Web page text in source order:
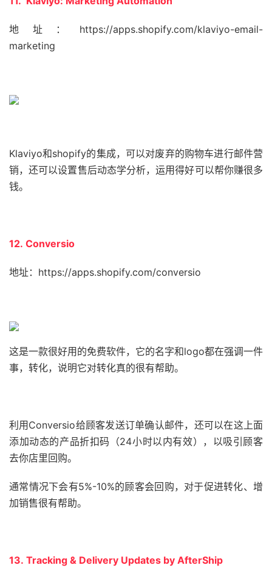
地址：https://apps.shopify.com/klaviyo-email-
marketing
Klaviyo和shopify的集成，可以对废弃的购物车进行邮件营
销，还可以设置售后动态学分析，运用得好可以帮你赚很多
钱。
12. Conversio
地址：https://apps.shopify.com/conversio
这是一款很好用的免费软件，它的名字和logo都在强调一件
事，转化，说明它对转化真的很有帮助。
利用Conversio给顾客发送订单确认邮件，还可以在这上面
添加动态的产品折扣码（24小时以内有效），以吸引顾客
去你店里回购。
通常情况下会有5%-10%的顾客会回购，对于促进转化、增
加销售很有帮助。
13. Tracking & Delivery Updates by AfterShip